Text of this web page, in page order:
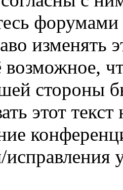
изменять
возможное,
стороны
этот